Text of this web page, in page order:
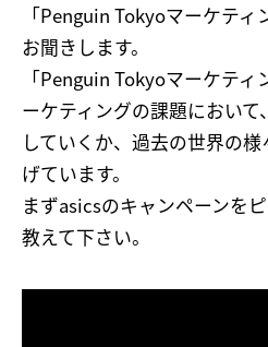
「Penguin Tokyoマーケテ
お聞きします。
「Penguin Tokyoマーケテ
ーケティングの課題におい
していくか、過去の世界の
げています。
まずasicsのキャンペーンを
教えて下さい。